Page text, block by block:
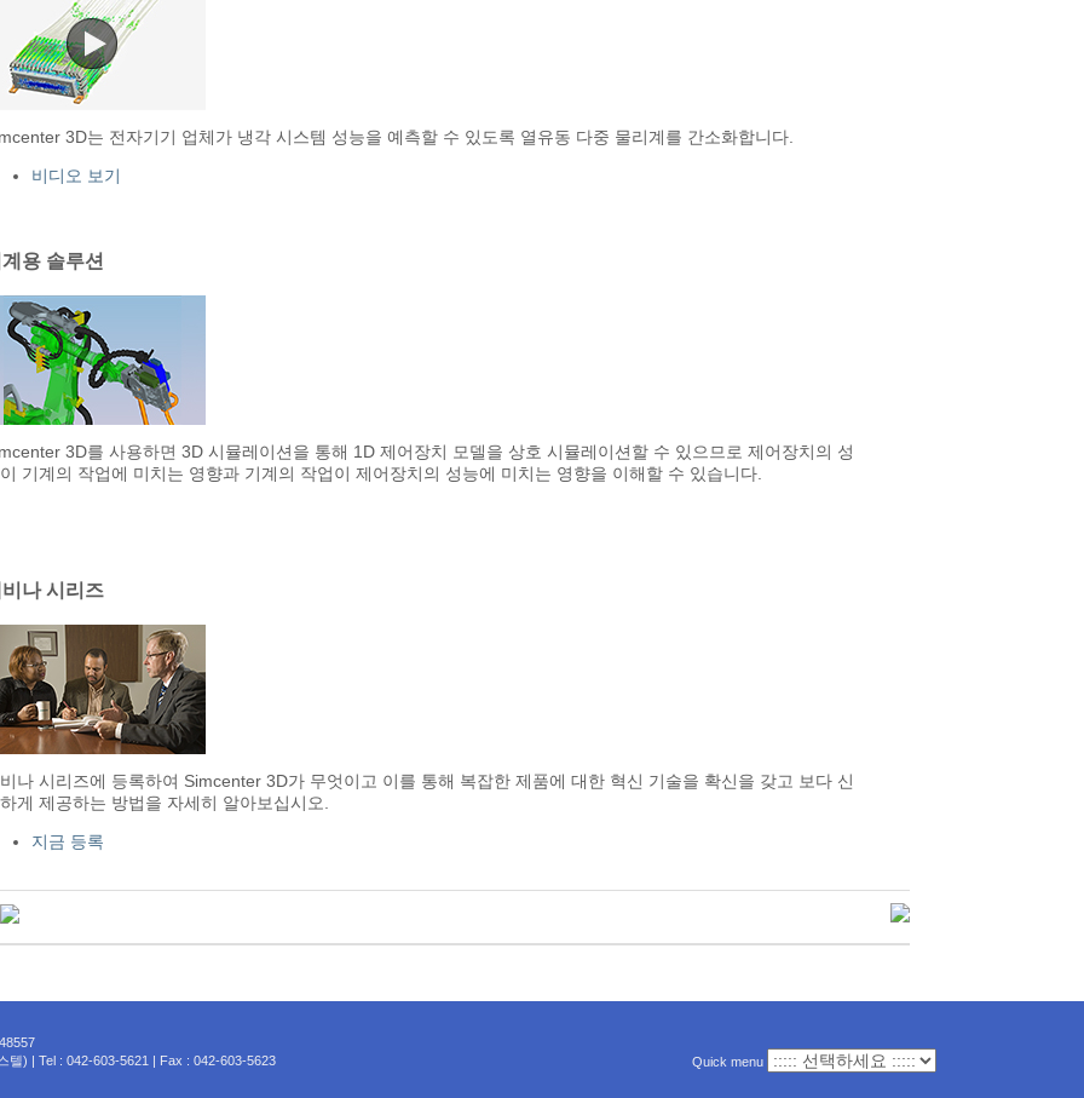
3D는 전자기기 업체가 냉각 시스템 성능을 예측할 수 있도록 열유동 다중 물리계를 간소화합니다.
비디오 보기
용 솔루션
3D를 사용하면 3D 시뮬레이션을 통해 1D 제어장치 모델을 상호 시뮬레이션할 수 있으므로 제어장치의 성
기계의 작업에 미치는 영향과 기계의 작업이 제어장치의 성능에 미치는 영향을 이해할 수 있습니다.
나 시리즈
나 시리즈에 등록하여 Simcenter 3D가 무엇이고 이를 통해 복잡한 제품에 대한 혁신 기술을 확신을 갖고 보다 신
게 제공하는 방법을 자세히 알아보십시오.
지금 등록
텔) | Tel : 042-603-5621 | Fax : 042-603-5623
Quick menu